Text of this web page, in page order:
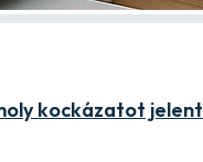
kockázatot jelent